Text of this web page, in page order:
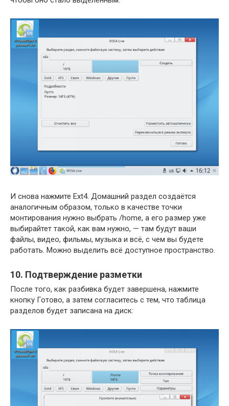
И снова нажмите Ext4. Домашний раздел создаётся
аналогичным образом, только в качестве точки
монтирования нужно выбрать /home, а его размер уже
выбирайтет такой, как вам нужно, — там будут ваши
файлы, видео, фильмы, музыка и всё, с чем вы будете
работать. Можно выделить всё доступное пространство.
10. Подтверждение разметки
После того, как разбивка будет завершена, нажмите
кнопку Готово, а затем согласитесь с тем, что таблица
разделов будет записана на диск: